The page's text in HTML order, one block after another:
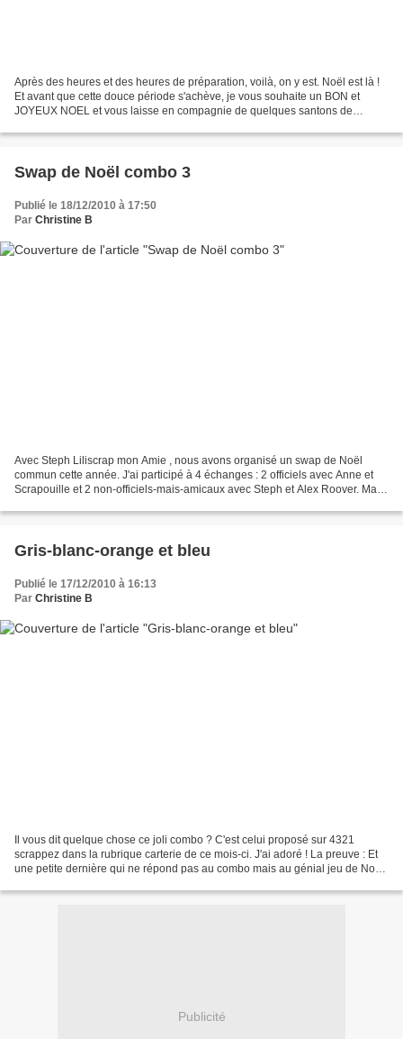
Après des heures et des heures de préparation, voilà, on y est. Noël est là !
Et avant que cette douce période s'achève, je vous souhaite un BON et
JOYEUX NOEL et vous laisse en compagnie de quelques santons de
Swap de Noël combo 3
Publié le 18/12/2010 à 17:50
Par Christine B
Avec Steph Liliscrap mon Amie , nous avons organisé un swap de Noël
commun cette année. J'ai participé à 4 échanges : 2 officiels avec Anne et
Scrapouille et 2 non-officiels-mais-amicaux avec Steph et Alex Roover. Ma
Gris-blanc-orange et bleu
Publié le 17/12/2010 à 16:13
Par Christine B
Il vous dit quelque chose ce joli combo ? C'est celui proposé sur 4321
scrappez dans la rubrique carterie de ce mois-ci. J'ai adoré ! La preuve : Et
une petite dernière qui ne répond pas au combo mais au génial jeu de Noël
Publicité